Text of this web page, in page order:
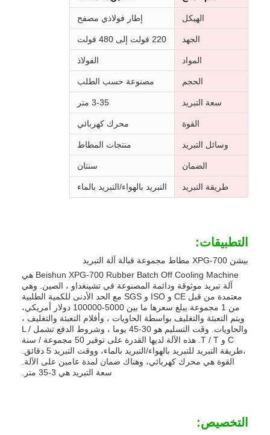
الهيكل إطار فولاذي مصفح
الجهد 220 فولت إلى 480 فولت
المواد الفولاذ
الحجم مصنوعة حسب الطلب
سعة التبريد 3-35 متر
القوة محرك كهربائي
وسائل التبريد منتجات المطاط
الضمان سنتان
طريقة التبريد التبريد بالهواء/التبريد بالماء
التطبيقات:
بيشن XPG-700 مطاط مجموعة قبالة آلة التبريد
Beishun XPG-700 Rubber Batch Off Cooling Machine هي
آلة تبريد موثوقة ودائمة المصنوعة في تشينغداو ، الصين. وهي
معتمدة من قبل CE و ISO و SGS مع الحد الأدنى للكمية الطلبية
من 1 مجموعة.يبلغ سعرها ما بين 5000-100000 دولار أمريكي،
ويتم التعبئة والتغليف بواسطة الحاويات ، وأفلام التعبئة والتغليف ،
والحاويات. وقت التسليم هو 30-45 يوما ، وشروط الدفع تشمل L /
C و T / T. هذه الآلة لديها القدرة على توفير 50 مجموعة / سنة
،طريقة التبريد للتبريد بالهواء/التبريد بالماء، ووقت التبريد 5 دقائق.
القوة هي محرك كهربائي، وهناك ضمان لمدة عامين على الآلة.
سعة التبريد هي 3-35 متر.
التخصيص: